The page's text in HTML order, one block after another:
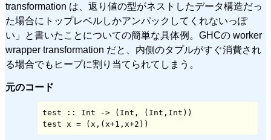
transformation は、返り値の型がネストしたデータ構造だっ
た場合にトップレベルしかアンパックしてくれないっぽ
い」と書いたことについての簡単な具体例。GHCの worker
wrapper transformation だと、内側のタプルがすぐ消費され
る場合でもヒープに割り当てられてしまう。
元のコード
test :: Int -> (Int, (Int,Int))